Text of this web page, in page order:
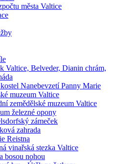
města Valtice
Valtice, Belveder, Dianin chrám,
Nanebevzetí Panny Marie
muzeum Valtice
zemědělské muzeum Valtice
železné opony
zámeček
zahrada
Reistna
vinařská stezka Valtice
bosou nohou